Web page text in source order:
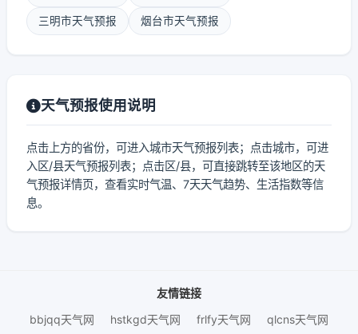
三明市天气预报 烟台市天气预报
天气预报使用说明
点击上方的省份，可进入城市天气预报列表；点击城市，可进
入区/县天气预报列表；点击区/县，可直接跳转至该地区的天
气预报详情页，查看实时气温、7天天气趋势、生活指数等信
息。
友情链接
bbjqq天气网
hstkgd天气网 frlfy天气网 qlcns天气网